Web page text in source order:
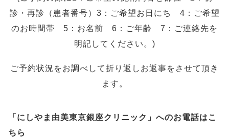
診・再診（患者番号）3：ご希望お日にち 4：ご希望
のお時間帯 5：お名前 6：ご年齢 7：ご連絡先を
明記してください。)
ご予約状況をお調べして折り返しお返事をさせて頂き
ます。
「にしやま由美東京銀座クリニック」へのお電話はこ
ちら